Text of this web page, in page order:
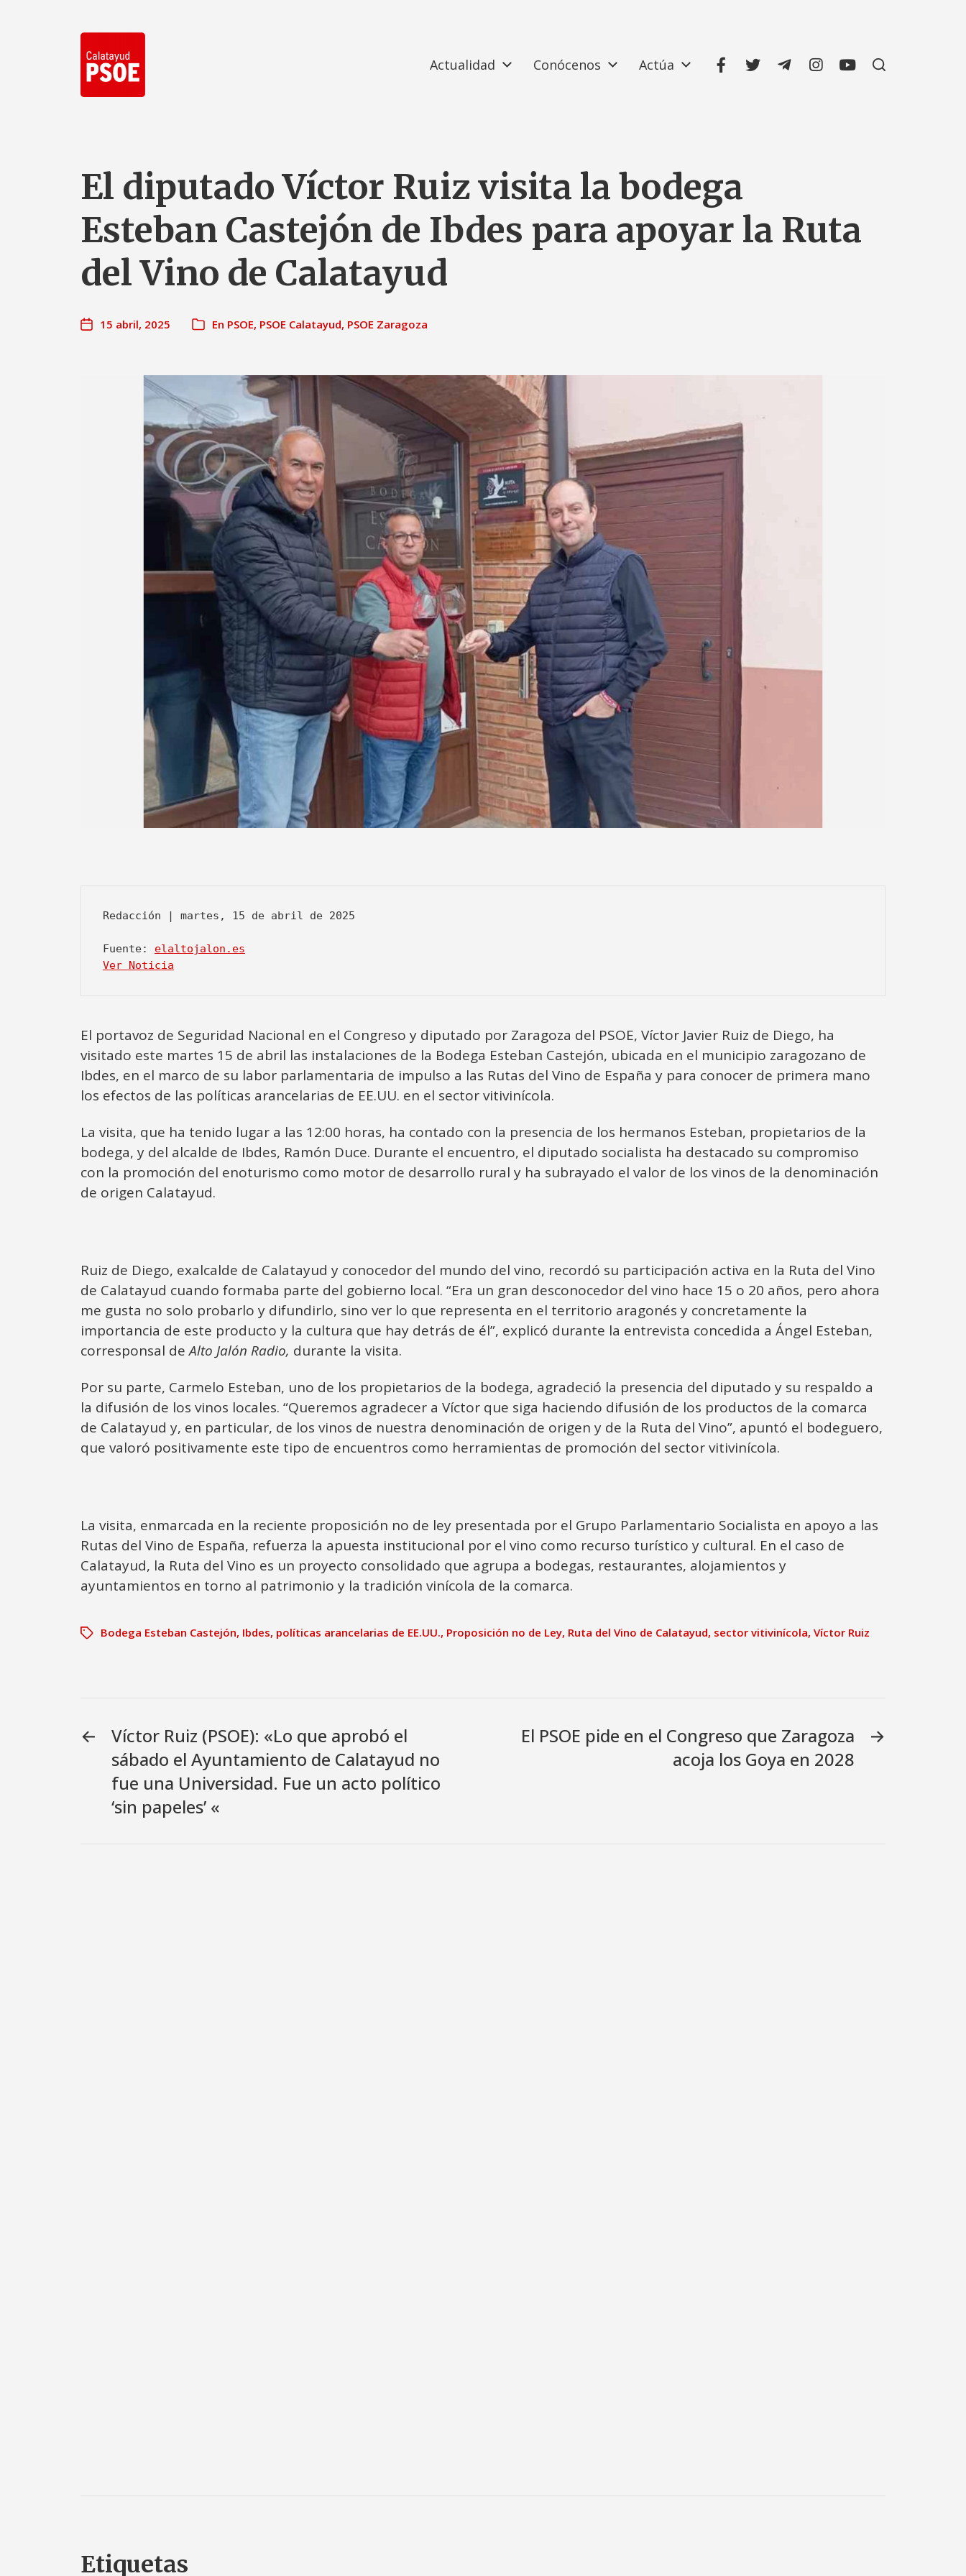
Actualidad Conócenos Actúa
El diputado Víctor Ruiz visita la bodega
Esteban Castejón de Ibdes para apoyar la Ruta
del Vino de Calatayud
15 abril, 2025 En PSOE, PSOE Calatayud, PSOE Zaragoza
Redacción | martes, 15 de abril de 2025
Fuente: elaltojalon.es
Ver Noticia
El portavoz de Seguridad Nacional en el Congreso y diputado por Zaragoza del PSOE, Víctor Javier Ruiz de Diego, ha
visitado este martes 15 de abril las instalaciones de la Bodega Esteban Castejón, ubicada en el municipio zaragozano de
Ibdes, en el marco de su labor parlamentaria de impulso a las Rutas del Vino de España y para conocer de primera mano
los efectos de las políticas arancelarias de EE.UU. en el sector vitivinícola.
La visita, que ha tenido lugar a las 12:00 horas, ha contado con la presencia de los hermanos Esteban, propietarios de la
bodega, y del alcalde de Ibdes, Ramón Duce. Durante el encuentro, el diputado socialista ha destacado su compromiso
con la promoción del enoturismo como motor de desarrollo rural y ha subrayado el valor de los vinos de la denominación
de origen Calatayud.
Ruiz de Diego, exalcalde de Calatayud y conocedor del mundo del vino, recordó su participación activa en la Ruta del Vino
de Calatayud cuando formaba parte del gobierno local. “Era un gran desconocedor del vino hace 15 o 20 años, pero ahora
me gusta no solo probarlo y difundirlo, sino ver lo que representa en el territorio aragonés y concretamente la
importancia de este producto y la cultura que hay detrás de él”, explicó durante la entrevista concedida a Ángel Esteban,
corresponsal deAlto Jalón Radio, durante la visita.
Por su parte, Carmelo Esteban, uno de los propietarios de la bodega, agradeció la presencia del diputado y su respaldo a
la difusión de los vinos locales. “Queremos agradecer a Víctor que siga haciendo difusión de los productos de la comarca
de Calatayud y, en particular, de los vinos de nuestra denominación de origen y de la Ruta del Vino”, apuntó el bodeguero,
que valoró positivamente este tipo de encuentros como herramientas de promoción del sector vitivinícola.
La visita, enmarcada en la reciente proposición no de ley presentada por el Grupo Parlamentario Socialista en apoyo a las
Rutas del Vino de España, refuerza la apuesta institucional por el vino como recurso turístico y cultural. En el caso de
Calatayud, la Ruta del Vino es un proyecto consolidado que agrupa a bodegas, restaurantes, alojamientos y
ayuntamientos en torno al patrimonio y la tradición vinícola de la comarca.
Bodega Esteban Castejón, Ibdes, políticas arancelarias de EE.UU., Proposición no de Ley, Ruta del Vino de Calatayud, sector vitivinícola, Víctor Ruiz
←
Víctor Ruiz (PSOE): «Lo que aprobó el
sábado el Ayuntamiento de Calatayud no
fue una Universidad. Fue un acto político
‘sin papeles’ «
→
El PSOE pide en el Congreso que Zaragoza
acoja los Goya en 2028
Etiquetas